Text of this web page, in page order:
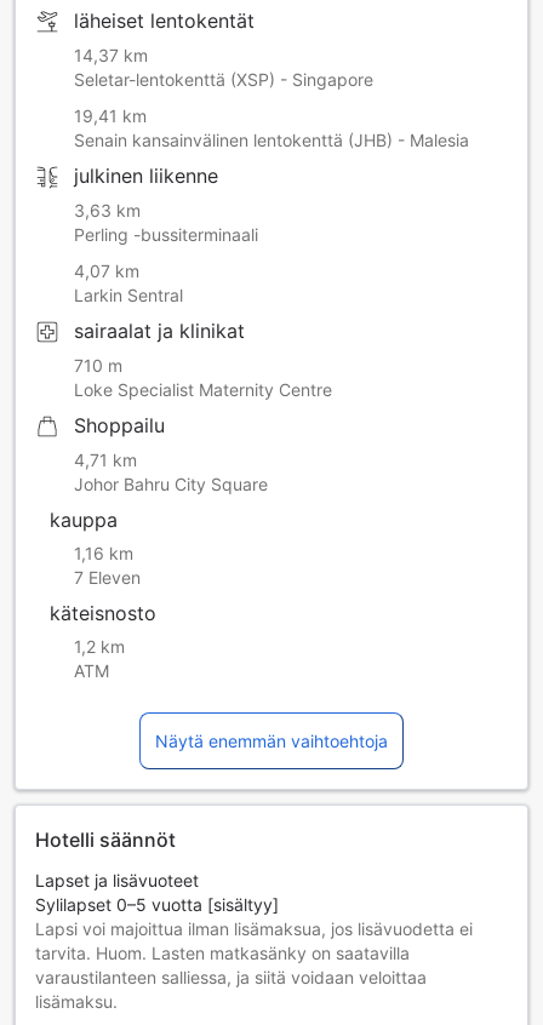
läheiset lentokentät
14,37 km
Seletar-lentokenttä (XSP) - Singapore
19,41 km
Senain kansainvälinen lentokenttä (JHB) - Malesia
julkinen liikenne
3,63 km
Perling -bussiterminaali
4,07 km
Larkin Sentral
sairaalat ja klinikat
710 m
Loke Specialist Maternity Centre
Shoppailu
4,71 km
Johor Bahru City Square
kauppa
1,16 km
7 Eleven
käteisnosto
1,2 km
ATM
Näytä enemmän vaihtoehtoja
Hotelli säännöt
Lapset ja lisävuoteet
Sylilapset 0–5 vuotta [sisältyy]
Lapsi voi majoittua ilman lisämaksua, jos lisävuodetta ei
tarvita. Huom. Lasten matkasänky on saatavilla
varaustilanteen salliessa, ja siitä voidaan veloittaa
lisämaksu.